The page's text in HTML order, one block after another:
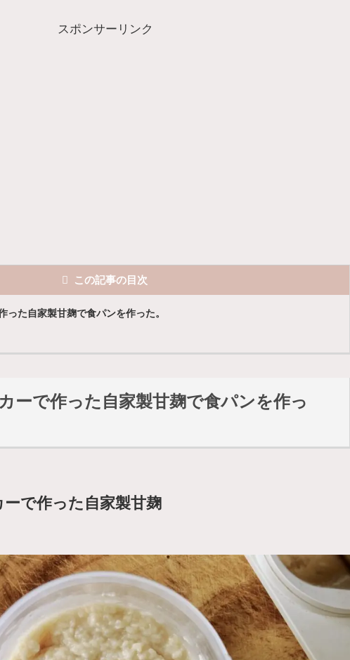
スポンサーリンク
この記事の目次
った自家製甘麹で食パンを作った。
ーで作った自家製甘麹で食パンを作っ
で作った自家製甘麹